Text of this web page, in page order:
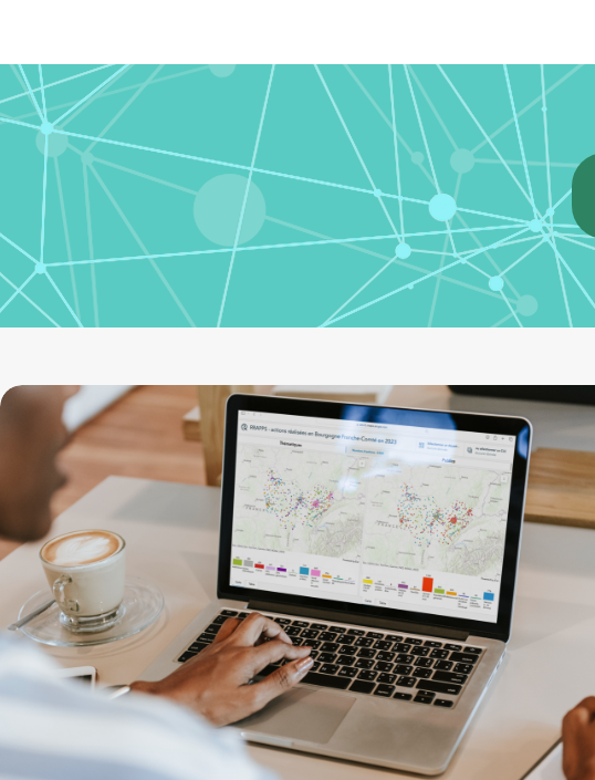
Image
cartographie